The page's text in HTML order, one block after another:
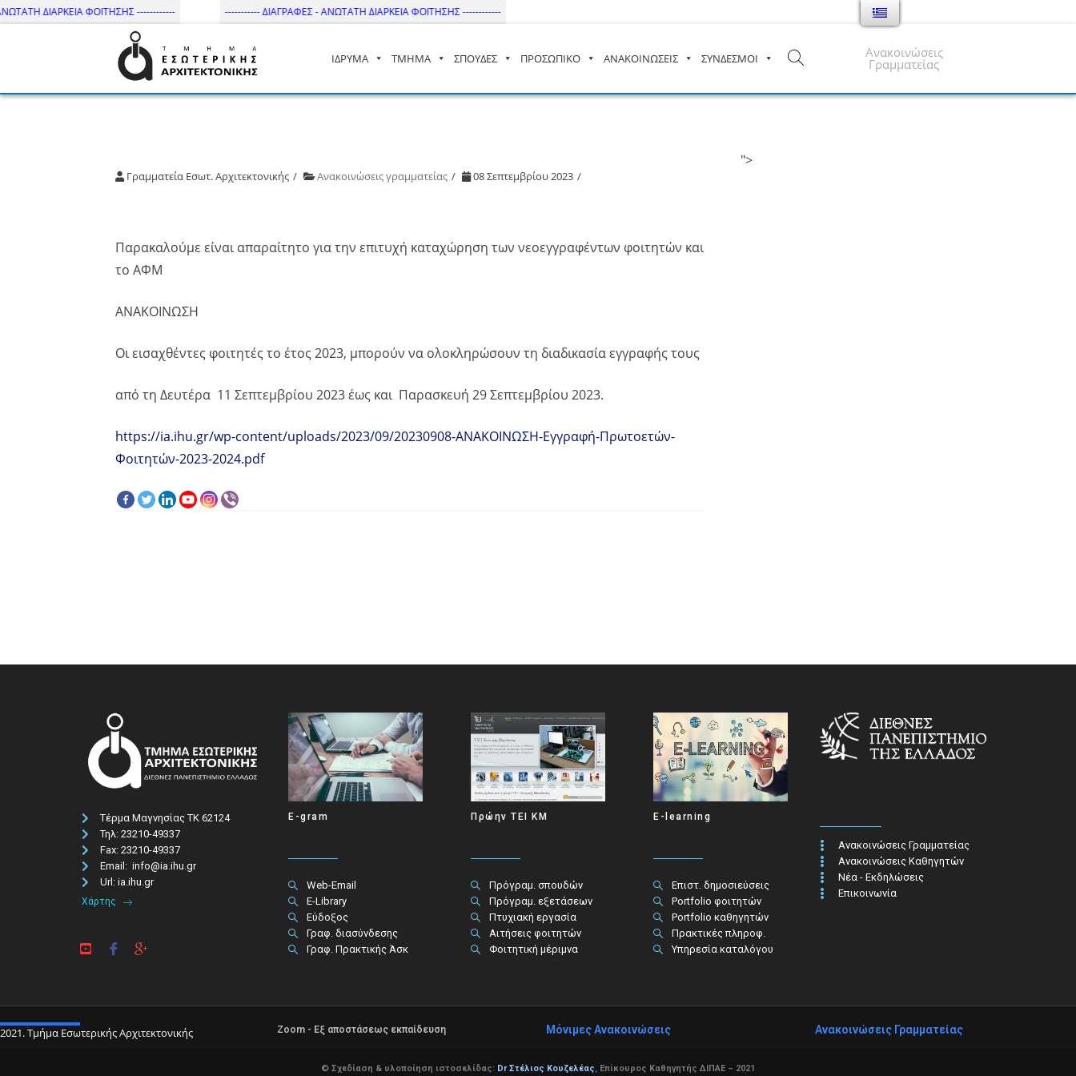
ΔΙΑΡΚΕΙΑ ΦΟΙΤΗΣΗΣ ------------ ----------- ΔΙΑΓΡΑΦΕΣ - ΑΝΩΤΑΤΗ ΔΙΑΡΚΕΙΑ ΦΟΙΤΗΣΗΣ ------------
Τμήμα Εσωτ. Αρχιτεκτονικής – ΔΙ.ΠΑ.Ε
ΙΔΡΥΜΑ ΤΜΗΜΑ ΣΠΟΥΔΕΣ ΠΡΟΣΩΠΙΚΟ ΑΝΑΚΟΙΝΩΣΕΙΣ ΣΥΝΔΕΣΜΟΙ Ανακοινώσεις
Γραμματείας
Γραμματεία Εσωτ. Αρχιτεκτονικής Ανακοινώσεις γραμματείας 08 Σεπτεμβρίου 2023
Παρακαλούμε είναι απαραίτητο για την επιτυχή καταχώρηση των νεοεγγραφέντων φοιτητών και
το ΑΦΜ
ΑΝΑΚΟΙΝΩΣΗ
Οι εισαχθέντες φοιτητές το έτος 2023, μπορούν να ολοκληρώσουν τη διαδικασία εγγραφής τους
από τη Δευτέρα 11 Σεπτεμβρίου 2023 έως και Παρασκευή 29 Σεπτεμβρίου 2023.
https://ia.ihu.gr/wp-content/uploads/2023/09/20230908-ΑΝΑΚΟΙΝΩΣΗ-Εγγραφή-Πρωτοετών-
Φοιτητών-2023-2024.pdf
">
Τέρμα Μαγνησίας ΤΚ 62124
Τηλ: 23210-49337​
Fax: 23210-49337
Email: info@ia.ihu.gr
Url: ia.ihu.gr
Χάρτης
E-gram
Web-Email
E-Library
Εύδοξος
Γραφ. διασύνδεσης
Γραφ. Πρακτικής Άσκ
Πρώην ΤΕΙ ΚΜ
Πρόγραμ. σπουδών
Πρόγραμ. εξετάσεων
Πτυχιακή εργασία
Αιτήσεις φοιτητών
Φοιτητική μέριμνα
E-learning
Επιστ. δημοσιεύσεις
Portfolio φοιτητών
Portfolio καθηγητών
Πρακτικές πληροφ.​
Υπηρεσία καταλόγου
Ανακοινώσεις Γραμματείας
Ανακοινώσεις Καθηγητών
Νέα - Εκδηλώσεις
Επικοινωνία
2021. Τμήμα Εσωτερικής Αρχιτεκτονικής Zoom - Εξ αποστάσεως εκπαίδευση Μόνιμες Ανακοινώσεις Ανακοινώσεις Γραμματείας
© Σχεδίαση & υλοποίηση ιστοσελίδας: Dr Στέλιος Κουζελέας Επίκουρος Καθηγητής ΔΙΠΑΕ – 2021